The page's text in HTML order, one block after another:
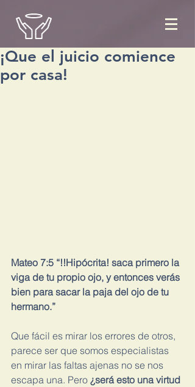
¡Que el juicio comience
por casa!
Mateo 7:5 “!!Hipócrita! saca primero la
viga de tu propio ojo, y entonces verás
bien para sacar la paja del ojo de tu
hermano.”
Que fácil es mirar los errores de otros,
parece ser que somos especialistas
en mirar las faltas ajenas no se nos
escapa una. Pero ¿será esto una virtud